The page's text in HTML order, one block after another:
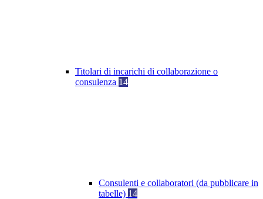
Titolari di incarichi di collaborazione o
consulenza 14
Consulenti e collaboratori (da pubblicare in
tabelle) 14